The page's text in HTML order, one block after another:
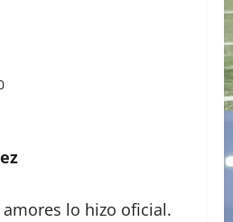
lo hizo oficial.